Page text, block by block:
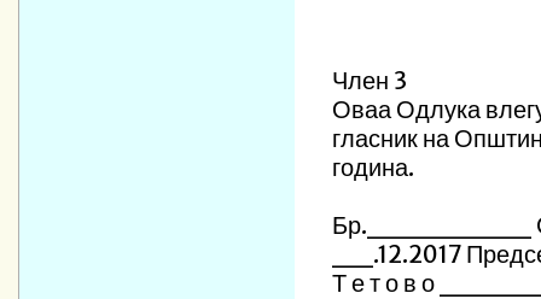
Член 3
Оваа Одлука
гласник на
година.
Бр.________
__.12.2017
Т е т о в о